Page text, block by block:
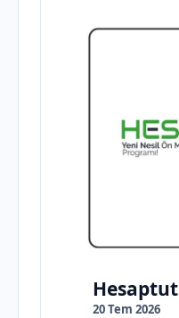
Hesaptut
20 Tem 2026